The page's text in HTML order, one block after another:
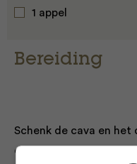
1 appel
Bereiding
Schenk de cava en het
de Cointreau of Grand